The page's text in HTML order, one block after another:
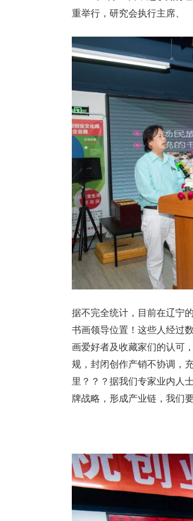
重举行，研究会执行主席、
据不完全统计，目前在辽宁
书画领导位置！这些人经过
画爱好者及收藏家们的认可
规，封闭创作产销不协调，
里？？？据我们专家业内人
牌战略，形成产业链，我们